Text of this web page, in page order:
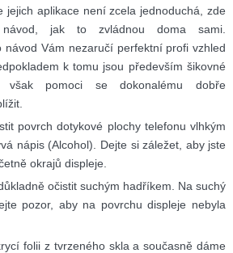
jejich aplikace není zcela jednoduchá, zde
jak to zvládnou doma sami.
návod Vám nezaručí perfektní profi vzhled
k tomu jsou především šikovné
však pomoci se dokonalému dobře
povrch dotykové plochy telefonu vlhkým
nápis (Alcohol). Dejte si záležet, aby jste
okrajů displeje.
očistit suchým hadříkem. Na suchý
pozor, aby na povrchu displeje nebyla
folii z tvrzeného skla a současně dáme